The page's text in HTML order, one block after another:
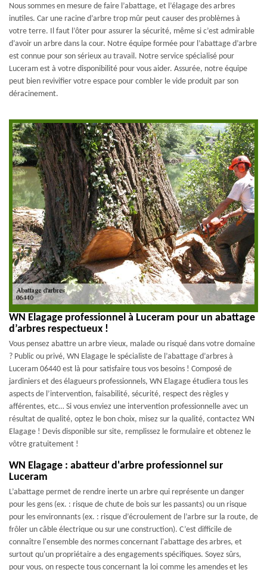
Nous sommes en mesure de faire l’abattage, et l’élagage des arbres
inutiles. Car une racine d’arbre trop mûr peut causer des problèmes à
votre terre. Il faut l’ôter pour assurer la sécurité, même si c’est admirable
d’avoir un arbre dans la cour. Notre équipe formée pour l’abattage d’arbre
est connue pour son sérieux au travail. Notre service spécialisé pour
Luceram est à votre disponibilité pour vous aider. Assurée, notre équipe
peut bien revivifier votre espace pour combler le vide produit par son
déracinement.
WN Elagage professionnel à Luceram pour un abattage
d’arbres respectueux !
Vous pensez abattre un arbre vieux, malade ou risqué dans votre domaine
? Public ou privé, WN Elagage le spécialiste de l’abattage d’arbres à
Luceram 06440 est là pour satisfaire tous vos besoins ! Composé de
jardiniers et des élagueurs professionnels, WN Elagage étudiera tous les
aspects de l’intervention, faisabilité, sécurité, respect des règles y
afférentes, etc… Si vous enviez une intervention professionnelle avec un
résultat de qualité, optez le bon choix, misez sur la qualité, contactez WN
Elagage ! Devis disponible sur site, remplissez le formulaire et obtenez le
vôtre gratuitement !
WN Elagage : abatteur d'arbre professionnel sur
Luceram
L’abattage permet de rendre inerte un arbre qui représente un danger
pour les gens (ex. : risque de chute de bois sur les passants) ou un risque
pour les environnants (ex. : risque d’écroulement de l’arbre sur la route, de
frôler un câble électrique ou sur une construction). C’est difficile de
connaître l'ensemble des normes concernant l'abattage des arbres, et
surtout qu'un propriétaire a des engagements spécifiques. Soyez sûrs,
pour vous, on respecte tous concernant la loi comme les amendes et les